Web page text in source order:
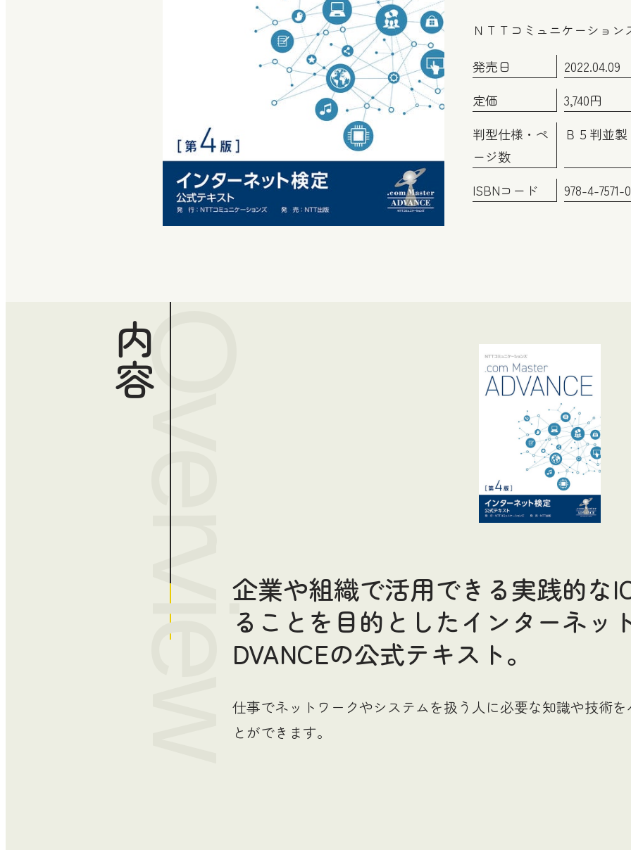
ＮＴＴコミュニケーショ
発売日
2022.04.09
定価
3,740円
判型仕様・ペ
ージ数
Ｂ５判並
ISBNコード 978-4-7571-
内容
Overview企業や組織で活用できる実践的な
ることを目的としたインターネッ
DVANCEの公式テキスト。
仕事でネットワークやシステムを扱う人に必要な知識や技術
とができます。